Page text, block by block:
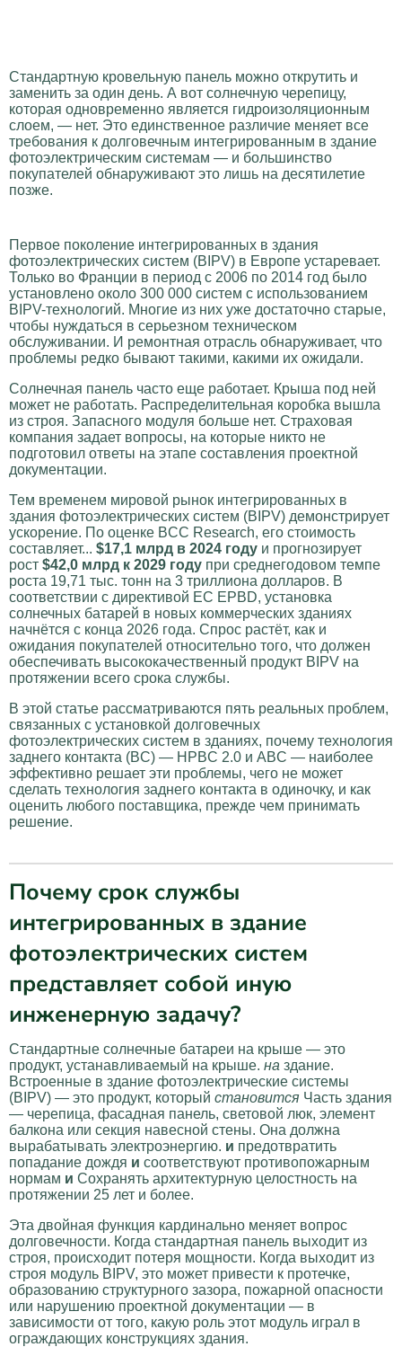
Стандартную кровельную панель можно открутить и
заменить за один день. А вот солнечную черепицу,
которая одновременно является гидроизоляционным
слоем, — нет. Это единственное различие меняет все
требования к долговечным интегрированным в здание
фотоэлектрическим системам — и большинство
покупателей обнаруживают это лишь на десятилетие
позже.
Первое поколение интегрированных в здания
фотоэлектрических систем (BIPV) в Европе устаревает.
Только во Франции в период с 2006 по 2014 год было
установлено около 300 000 систем с использованием
BIPV-технологий. Многие из них уже достаточно старые,
чтобы нуждаться в серьезном техническом
обслуживании. И ремонтная отрасль обнаруживает, что
проблемы редко бывают такими, какими их ожидали.
Солнечная панель часто еще работает. Крыша под ней
может не работать. Распределительная коробка вышла
из строя. Запасного модуля больше нет. Страховая
компания задает вопросы, на которые никто не
подготовил ответы на этапе составления проектной
документации.
Тем временем мировой рынок интегрированных в
здания фотоэлектрических систем (BIPV) демонстрирует
ускорение. По оценке BCC Research, его стоимость
составляет... $17,1 млрд в 2024 году и прогнозирует
рост $42,0 млрд к 2029 году при среднегодовом темпе
роста 19,71 тыс. тонн на 3 триллиона долларов. В
соответствии с директивой ЕС EPBD, установка
солнечных батарей в новых коммерческих зданиях
начнётся с конца 2026 года. Спрос растёт, как и
ожидания покупателей относительно того, что должен
обеспечивать высококачественный продукт BIPV на
протяжении всего срока службы.
В этой статье рассматриваются пять реальных проблем,
связанных с установкой долговечных
фотоэлектрических систем в зданиях, почему технология
заднего контакта (BC) — HPBC 2.0 и ABC — наиболее
эффективно решает эти проблемы, чего не может
сделать технология заднего контакта в одиночку, и как
оценить любого поставщика, прежде чем принимать
решение.
Почему срок службы
интегрированных в здание
фотоэлектрических систем
представляет собой иную
инженерную задачу?
Стандартные солнечные батареи на крыше — это
продукт, устанавливаемый на крыше. на здание.
Встроенные в здание фотоэлектрические системы
(BIPV) — это продукт, который становится Часть здания
— черепица, фасадная панель, световой люк, элемент
балкона или секция навесной стены. Она должна
вырабатывать электроэнергию. и предотвратить
попадание дождя и соответствуют противопожарным
нормам и Сохранять архитектурную целостность на
протяжении 25 лет и более.
Эта двойная функция кардинально меняет вопрос
долговечности. Когда стандартная панель выходит из
строя, происходит потеря мощности. Когда выходит из
строя модуль BIPV, это может привести к протечке,
образованию структурного зазора, пожарной опасности
или нарушению проектной документации — в
зависимости от того, какую роль этот модуль играл в
ограждающих конструкциях здания.